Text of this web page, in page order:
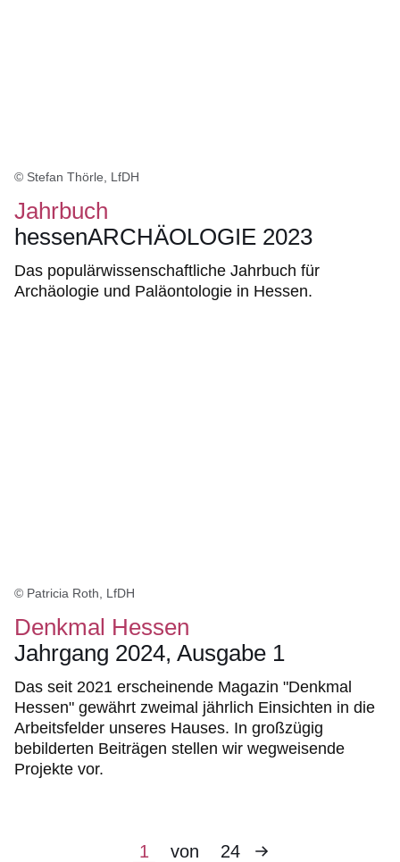
© Stefan Thörle, LfDH
Jahrbuch
hessenARCHÄOLOGIE 2023
Das populärwissenschaftliche Jahrbuch für
Archäologie und Paläontologie in Hessen.
© Patricia Roth, LfDH
Denkmal Hessen
Jahrgang 2024, Ausgabe 1
Das seit 2021 erscheinende Magazin "Denkmal
Hessen" gewährt zweimal jährlich Einsichten in die
Arbeitsfelder unseres Hauses. In großzügig
bebilderten Beiträgen stellen wir wegweisende
Projekte vor.
Aktuelle
1 von 24
Nächste